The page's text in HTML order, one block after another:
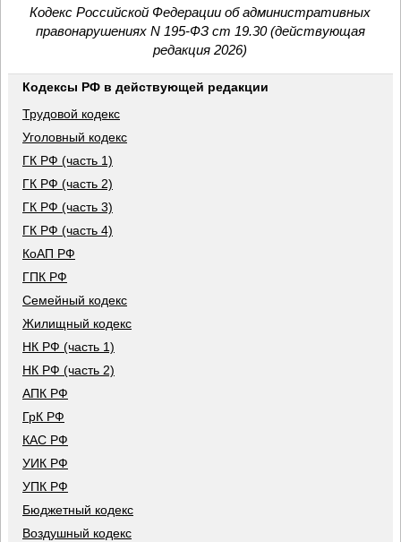
Кодекс Российской Федерации об административных
правонарушениях N 195-ФЗ ст 19.30 (действующая
редакция 2026)
Кодексы РФ в действующей редакции
Трудовой кодекс
Уголовный кодекс
ГК РФ (часть 1)
ГК РФ (часть 2)
ГК РФ (часть 3)
ГК РФ (часть 4)
КоАП РФ
ГПК РФ
Семейный кодекс
Жилищный кодекс
НК РФ (часть 1)
НК РФ (часть 2)
АПК РФ
ГрК РФ
КАС РФ
УИК РФ
УПК РФ
Бюджетный кодекс
Воздушный кодекс